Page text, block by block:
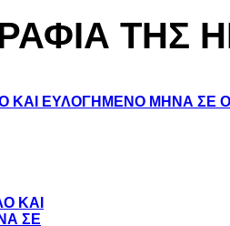
ΤΗΣ
ΚΑΙ ΕΥΛΟΓΗΜΕΝΟ ΜΗΝΑ ΣΕ
ΚΑΙ
ΣΕ